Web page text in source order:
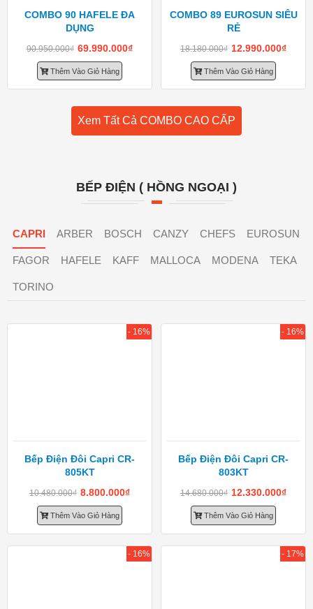
COMBO 90 HAFELE ĐA
DỤNG
90.950.000₫ 69.990.000₫
Thêm Vào Giỏ Hàng
COMBO 89 EUROSUN SIÊU
RẺ
18.180.000₫ 12.990.000₫
Thêm Vào Giỏ Hàng
Xem Tất Cả COMBO CAO CẤP
BẾP ĐIỆN ( HỒNG NGOẠI )
CAPRI ARBER BOSCH CANZY CHEFS EUROSUN
FAGOR HAFELE KAFF MALLOCA MODENA TEKA
TORINO
Bếp Điện Đôi Capri CR-
805KT
10.480.000₫ 8.800.000₫
Thêm Vào Giỏ Hàng
- 16%
Bếp Điện Đôi Capri CR-
803KT
14.680.000₫ 12.330.000₫
Thêm Vào Giỏ Hàng
- 16%
- 16% - 17%